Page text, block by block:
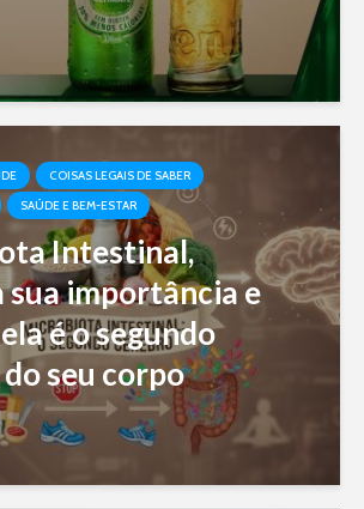
COISAS LEGAIS DE SABER
SAÚDE E BEM-ESTAR
Intestinal,
sua importância e
é o segundo
seu corpo